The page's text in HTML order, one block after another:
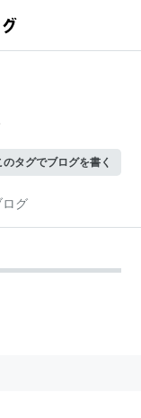
のタグでブログを書く
ログ